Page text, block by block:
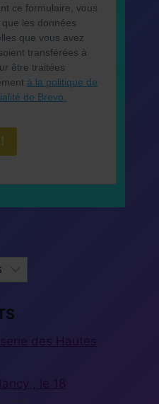
ce formulaire, vous
les données
que vous avez
transférées à
être traitées
à la politique de
de Brevo.